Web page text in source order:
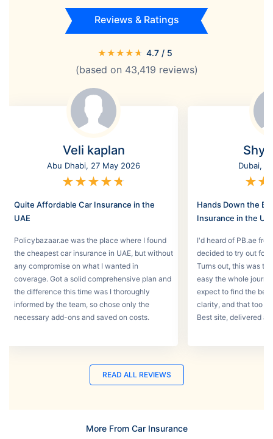
Reviews & Ratings
★★★★★ 4.7 / 5
(based on 43,419 reviews)
Veli kaplan
Abu Dhabi, 27 May 2026
★★★★★
Quite Affordable Car Insurance in the
UAE
Policybazaar.ae was the place where I found
the cheapest car insurance in UAE, but without
any compromise on what I wanted in
coverage. Got a solid comprehensive plan and
the difference this time was I thoroughly
informed by the team, so chose only the
necessary add-ons and saved on costs.
Dubai,
★★
Hands Down the
Insurance in the
I'd heard of PB.ae
decided to try out for
Turns out, this was
easy the whole
expect to find the
clarity, and that too
Best site, delivered a
READ ALL REVIEWS
More From Car Insurance